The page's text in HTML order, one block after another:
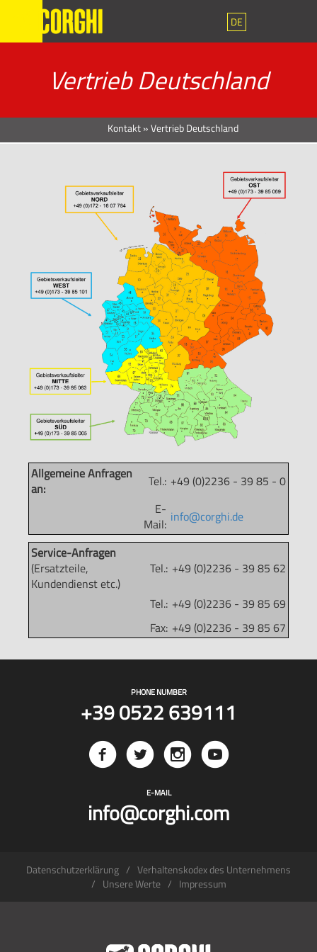
DE
Vertrieb Deutschland
Kontakt»Vertrieb Deutschland
Allgemeine Anfragen
an:
Tel.: +49 (0)2236 - 39 85 - 0
E-
Mail: info@corghi.de
Service-Anfragen
(Ersatzteile,
Kundendienst etc.)
Tel.: +49 (0)2236 - 39 85 62
Tel.: +49 (0)2236 - 39 85 69
Fax: +49 (0)2236 - 39 85 67
PHONE NUMBER
+39 0522 639111
E-MAIL
info@corghi.com
Datenschutzerklärung
Verhaltenskodex des Unternehmens
Unsere Werte
Impressum